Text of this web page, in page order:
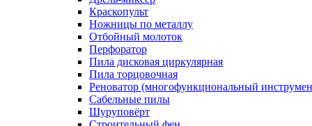
Краскопульт
Ножницы по металлу
Отбойный молоток
Перфоратор
Пила дисковая циркулярная
Пила торцовочная
Реноватор (многофункциональный
Сабельные пилы
Шуруповёрт